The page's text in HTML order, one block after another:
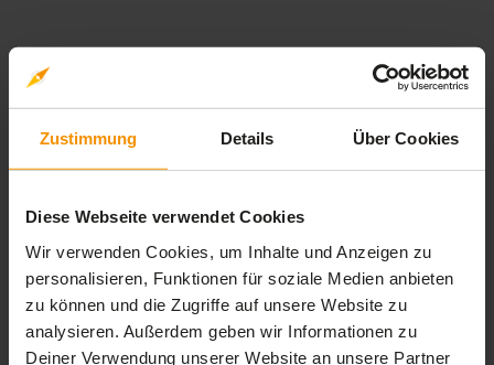
Zustimmung Details Über Cookies
Diese Webseite verwendet Cookies
Wir verwenden Cookies, um Inhalte und Anzeigen zu
personalisieren, Funktionen für soziale Medien anbieten
zu können und die Zugriffe auf unsere Website zu
analysieren. Außerdem geben wir Informationen zu
Deiner Verwendung unserer Website an unsere Partner
Bewertungen
Gesamtbewertung
0,00
0 Bewertungen